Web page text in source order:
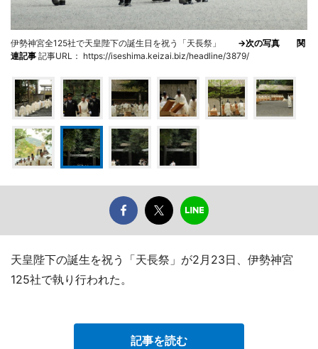
伊勢神宮全125社で天皇陛下の誕生日を祝う「天長祭」 →次の写真
関
連記事 記事URL： https://iseshima.keizai.biz/headline/3879/
天皇陛下の誕生を祝う「天長祭」が2月23日、伊勢神宮
125社で執り行われた。
記事を読む